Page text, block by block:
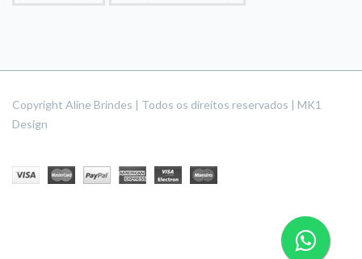
Copyright Aline Brindes | Todos os direitos reservados | MK1
Design